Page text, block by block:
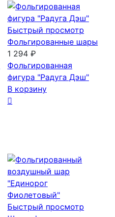
Быстрый просмотр
Фольгированные шары
1 294 ₽
Фольгированная
фигура "Радуга Дэш"
В корзину
Быстрый просмотр